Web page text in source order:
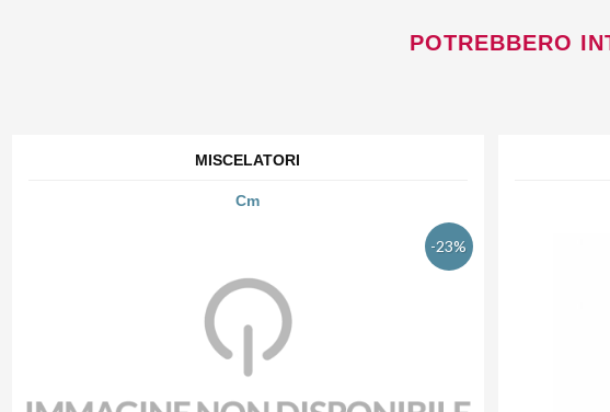
POTREBBERO
MISCELATORI
Cm
-23%